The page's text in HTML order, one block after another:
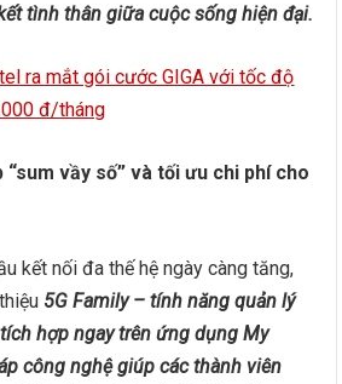
tình thân giữa cuộc sống hiện đại.
ra mắt gói cước GIGA với tốc độ
đ/tháng
“sum vầy số” và tối ưu chi phí cho
kết nối đa thế hệ ngày càng tăng,
5G Family – tính năng quản lý
hợp ngay trên ứng dụng My
công nghệ giúp các thành viên